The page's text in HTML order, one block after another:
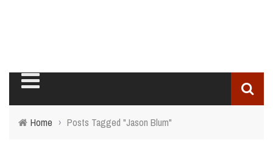
Home › Posts Tagged "Jason Blum"